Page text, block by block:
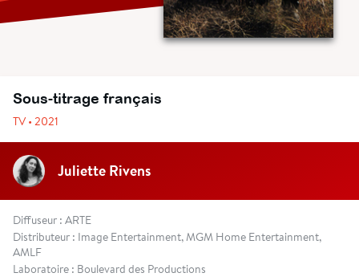
Sous-titrage français
TV • 2021
Juliette Rivens
Diffuseur : ARTE
Distributeur : Image Entertainment, MGM Home Entertainment,
AMLF
Laboratoire : Boulevard des Productions